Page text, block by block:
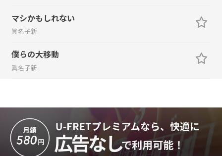
マシかもしれない
眞名子新
僕らの大移動
眞名子新